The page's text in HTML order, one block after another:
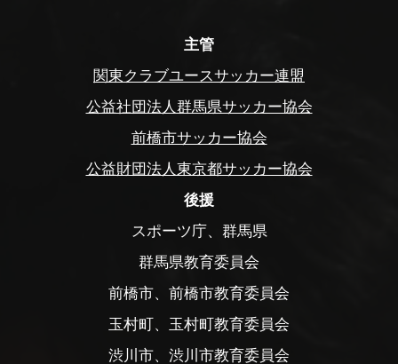
主管
関東クラブユースサッカー連盟
公益社団法人群馬県サッカー協会
前橋市サッカー協会
公益財団法人東京都サッカー協会
後援
スポーツ庁、群馬県
群馬県教育委員会
前橋市、前橋市教育委員会
玉村町、玉村町教育委員会
渋川市、渋川市教育委員会